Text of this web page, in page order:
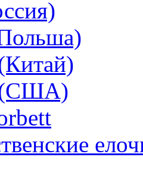
(США)